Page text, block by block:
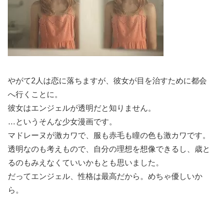
やがて2人は恋に落ちますが、彼女が目を治すために都会
へ行くことに。
彼女はエンジェルが透明だと知りません。
…というそんな少女漫画です。
マドレーヌが激カワで、服も赤毛も瞳の色も激カワです。
透明なのも考えもので、自分の理想を想像できるし、歳と
るのもみえなくていいかもとも思いました。
だってエンジェル、性格は最高だから。めちゃ優しいか
ら。